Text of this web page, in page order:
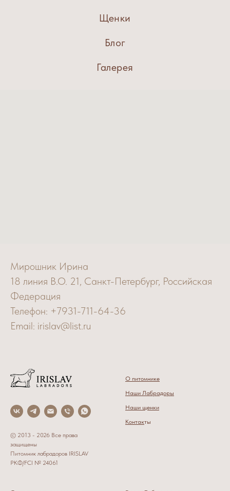
Щенки
Блог
Галерея
Мирошник Ирина
18 линия В.О. 21, Санкт-Петербург, Российская
Федерация
Телефон: +7931-711-64-36
Email: irislav@list.ru
© 2013 - 2026 Все права
защищены
Питомник лабрадоров IRISLAV
РКФ/FCI № 24061
О питомнике
Наши Лабрадоры
Наши щенки
Контакты